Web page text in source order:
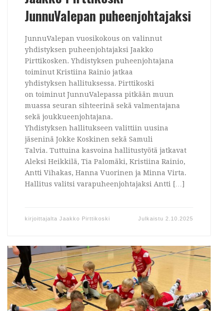
JunnuValepan puheenjohtajaksi
JunnuValepan vuosikokous on valinnut
yhdistyksen puheenjohtajaksi Jaakko
Pirttikosken. Yhdistyksen puheenjohtajana
toiminut Kristiina Rainio jatkaa
yhdistyksen hallituksessa. Pirttikoski
on toiminut JunnuValepassa pitkään muun
muassa seuran sihteerinä sekä valmentajana
sekä joukkueenjohtajana.
Yhdistyksen hallitukseen valittiin uusina
jäseninä Jokke Koskinen sekä Samuli
Talvia. Tuttuina kasvoina hallitustyötä jatkavat
Aleksi Heikkilä, Tia Palomäki, Kristiina Rainio,
Antti Vihakas, Hanna Vuorinen ja Minna Virta.
Hallitus valitsi varapuheenjohtajaksi Antti […]
kirjoittajalta Jaakko Pirttikoski Julkaistu2.10.2025